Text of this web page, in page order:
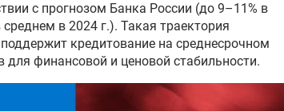
с прогнозом Банка России (до 9–11% в
в 2024 г.). Такая траектория
кредитование на среднесрочном
для финансовой и ценовой стабильности.